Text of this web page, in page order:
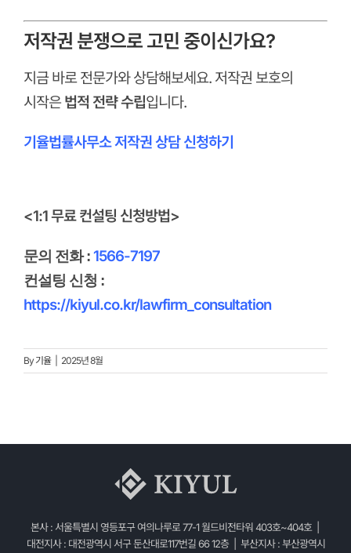
저작권 분쟁으로 고민 중이신가요?
지금 바로 전문가와 상담해보세요. 저작권 보호의
시작은 법적 전략 수립입니다.
기율법률사무소 저작권 상담 신청하기
<1:1 무료 컨설팅 신청방법>
문의 전화 :1566-7197
컨설팅 신청 :
https://kiyul.co.kr/lawfirm_consultation
By기율 2025년 8월
본사 : 서울특별시 영등포구 여의나루로 77-1 월드비전타워 403호~404호 |
대전지사 : 대전광역시 서구 둔산대로117번길 66 12층 | 부산지사 : 부산광역시